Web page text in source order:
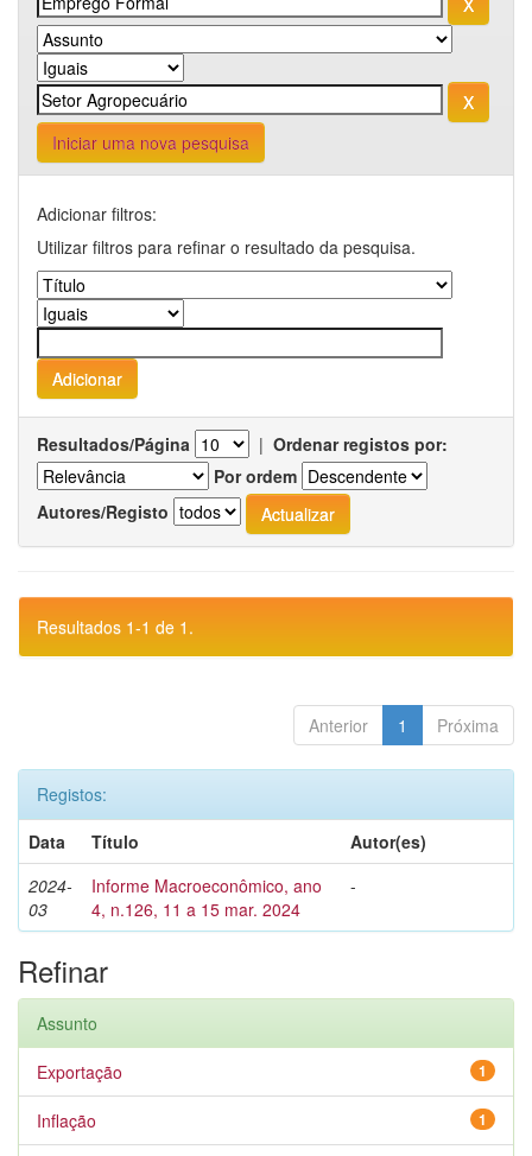
Iniciar uma nova pesquisa
Adicionar filtros:
Utilizar filtros para refinar o resultado da pesquisa.
Resultados/Página | Ordenar registos por:
Por ordem
Autores/Registo
Resultados 1-1 de 1.
Anterior 1 Próxima
Registos:
Data
Título
Autor(es)
2024-
03
Informe Macroeconômico, ano
4, n.126, 11 a 15 mar. 2024
-
Refinar
Assunto
1
Exportação
1
Inflação